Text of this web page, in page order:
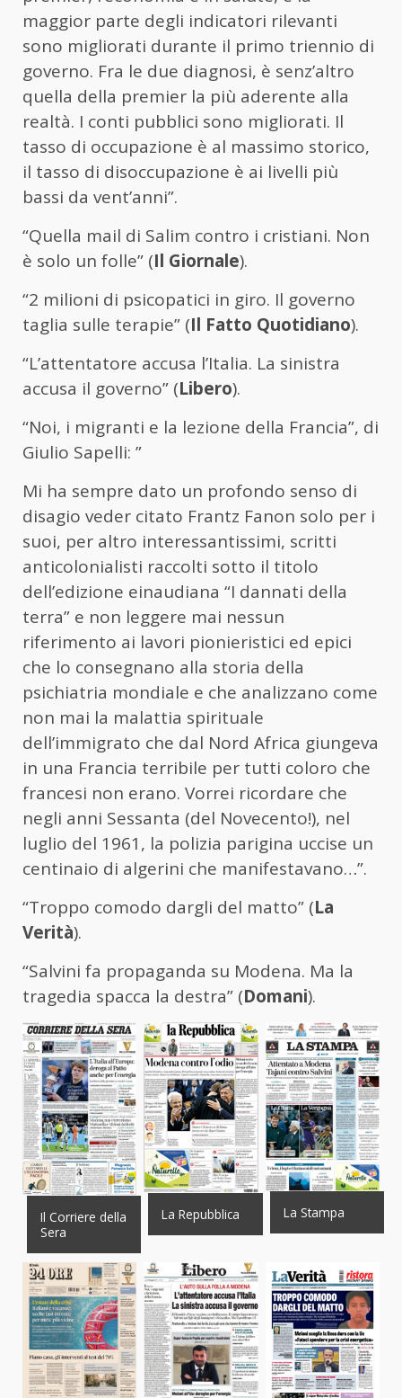
maggior parte degli indicatori rilevanti
sono migliorati durante il primo triennio di
governo. Fra le due diagnosi, è senz’altro
quella della premier la più aderente alla
realtà. I conti pubblici sono migliorati. Il
tasso di occupazione è al massimo storico,
il tasso di disoccupazione è ai livelli più
bassi da vent’anni”.
“Quella mail di Salim contro i cristiani. Non
è solo un folle” (Il Giornale).
“2 milioni di psicopatici in giro. Il governo
taglia sulle terapie” (Il Fatto Quotidiano).
“L’attentatore accusa l’Italia. La sinistra
accusa il governo” (Libero).
“Noi, i migranti e la lezione della Francia”, di
Giulio Sapelli: ”
Mi ha sempre dato un profondo senso di
disagio veder citato Frantz Fanon solo per i
suoi, per altro interessantissimi, scritti
anticolonialisti raccolti sotto il titolo
dell’edizione einaudiana “I dannati della
terra” e non leggere mai nessun
riferimento ai lavori pionieristici ed epici
che lo consegnano alla storia della
psichiatria mondiale e che analizzano come
non mai la malattia spirituale
dell’immigrato che dal Nord Africa giungeva
in una Francia terribile per tutti coloro che
francesi non erano. Vorrei ricordare che
negli anni Sessanta (del Novecento!), nel
luglio del 1961, la polizia parigina uccise un
centinaio di algerini che manifestavano…”.
“Troppo comodo dargli del matto” (La
Verità).
“Salvini fa propaganda su Modena. Ma la
tragedia spacca la destra” (Domani).
Il Corriere della
Sera
La Repubblica La Stampa